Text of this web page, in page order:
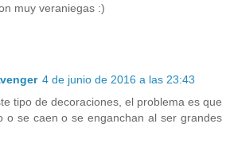
muy veraniegas :)
4 de junio de 2016 a las 23:43
tipo de decoraciones, el problema es que
o se caen o se enganchan al ser grandes